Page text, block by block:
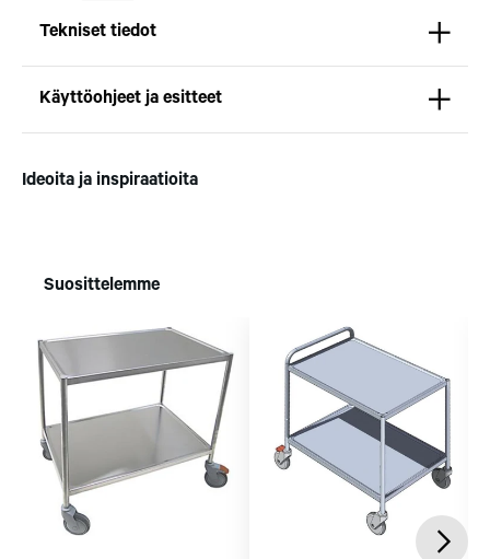
Tekniset tiedot
Pituus (mm): 600
Käyttöohjeet ja esitteet
Ideoita ja inspiraatioita
yhteistyötä, ja olemme
ravintoloiden suunnittelussa,
Kotipizza Group
Suomeen saatiin kaksi
ansainneet ravintolat
Suosittelemme